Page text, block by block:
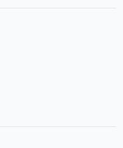
Báo giá nam châm